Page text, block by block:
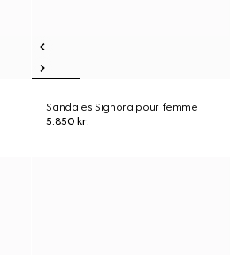
Sandales Signora pour femme
5.850 kr.